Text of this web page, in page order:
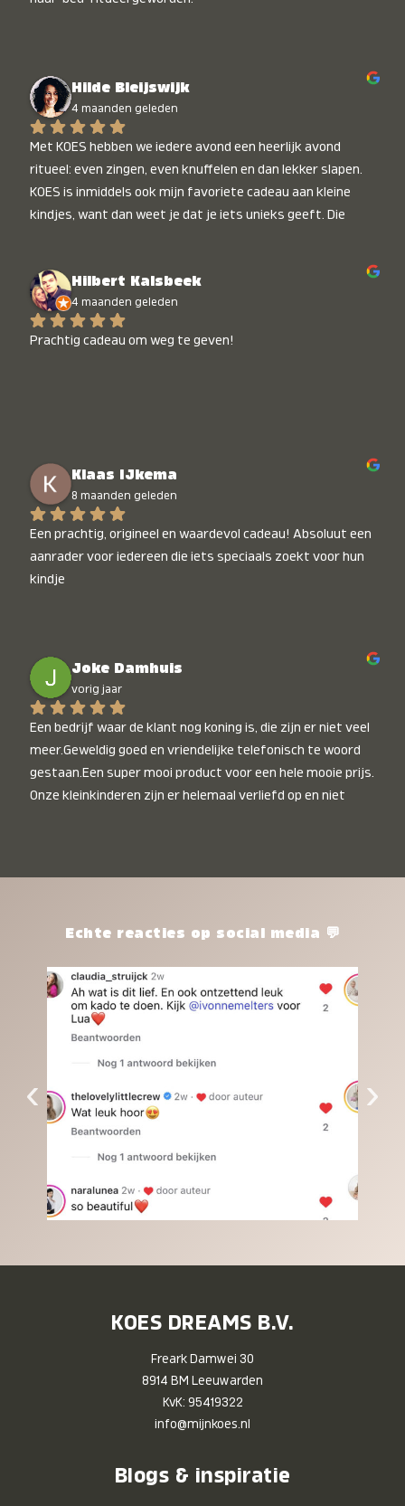
Hilde Bleijswijk
4 maanden geleden
Met KOES hebben we iedere avond een heerlijk avond
ritueel: even zingen, even knuffelen en dan lekker slapen.
KOES is inmiddels ook mijn favoriete cadeau aan kleine
kindjes, want dan weet je dat je iets unieks geeft. Die
Hilbert Kalsbeek
4 maanden geleden
Prachtig cadeau om weg te geven!
Klaas IJkema
8 maanden geleden
Een prachtig, origineel en waardevol cadeau! Absoluut een
aanrader voor iedereen die iets speciaals zoekt voor hun
kindje
Joke Damhuis
vorig jaar
Een bedrijf waar de klant nog koning is, die zijn er niet veel
meer.Geweldig goed en vriendelijke telefonisch te woord
gestaan.Een super mooi product voor een hele mooie prijs.
Onze kleinkinderen zijn er helemaal verliefd op en niet
het waard.Echte reacties op social media 💬
‹ ›
KOES DREAMS B.V.
Freark Damwei 30
8914 BM Leeuwarden
KvK: 95419322
info@mijnkoes.nl
Blogs & inspiratie